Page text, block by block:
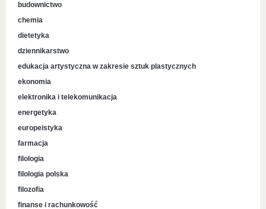
budownictwo
chemia
dietetyka
dziennikarstwo
edukacja artystyczna w zakresie sztuk plastycznych
ekonomia
elektronika i telekomunikacja
energetyka
europeistyka
farmacja
filologia
filologia polska
filozofia
finanse i rachunkowość